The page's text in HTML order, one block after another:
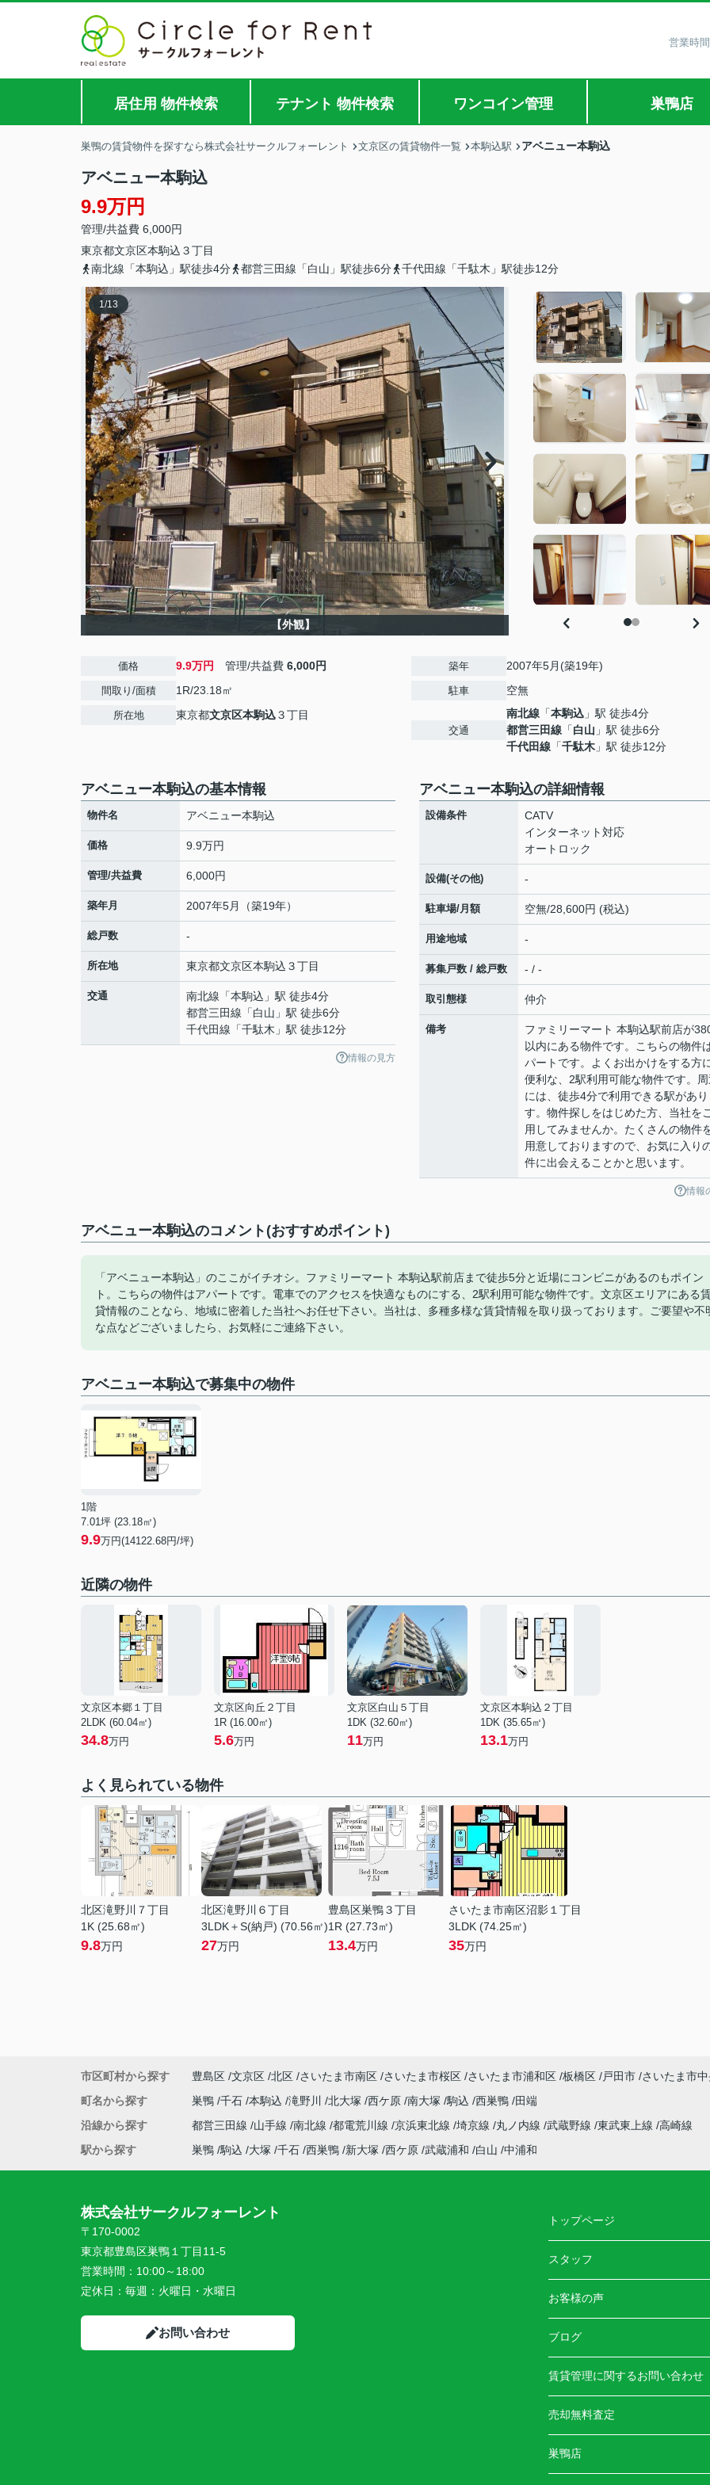
営業時
居住用 物件検索 テナント 物件検索 ワンコイン管理 巣鴨店
巣鴨の賃貸物件を探すなら株式会社サークルフォーレント 文京区の賃貸物件一覧 本駒込駅 アベニュー本駒込
アベニュー本駒込
9.9万円
管理/共益費 6,000円
東京都文京区本駒込 ３丁目
南北線「本駒込」駅徒歩4分
都営三田線「白山」駅徒歩6分 千代田線「千駄木」駅徒歩12分
1/13
【外観】
価格 9.9万円 管理/共益費 6,000円
間取り/面積 1R/23.18㎡
所在地 東京都文京区本駒込３丁目
築年 2007年5月(築19年)
駐車 空無
交通
南北線 「本駒込 」駅 徒歩4分
都営三田線 「白山 」駅 徒歩6分
千代田線 「千駄木 」駅 徒歩12分
アベニュー本駒込の基本情報
物件名 アベニュー本駒込
価格 9.9万円
管理/共益費 6,000円
築年月 2007年5月（築19年）
総戸数 -
所在地 東京都文京区本駒込 ３丁目
交通 南北線 「本駒込 」駅 徒歩4分
都営三田線 「白山 」駅 徒歩6分
千代田線 「千駄木 」駅 徒歩12分
情報の見方
アベニュー本駒込の詳細情報
設備条件
CATV
インターネット対応
オートロック
設備(その他) -
駐車場/月額 空無/28,600円 (税込)
用途地域 -
募集戸数 / 総戸数 - / -
取引態様 仲介
備考
ファミリーマート 本駒込駅前店が
以内にある物件です。こちらの物件
パートです。よくお出かけをする方
便利な、2駅利用可能な物件です。周
には、徒歩4分で利用できる駅があり
す。物件探しをはじめた方、当社を
用してみませんか。たくさんの物件
用意しておりますので、お気に入り
件に出会えることかと思います。
情報
アベニュー本駒込のコメント(おすすめポイント)
「アベニュー本駒込」のここがイチオシ。ファミリーマート 本駒込駅前店まで徒歩5分と近場にコンビニがあるのもポイン
ト。こちらの物件はアパートです。電車でのアクセスを快適なものにする、2駅利用可能な物件です。文京区エリアにある
貸情報のことなら、地域に密着した当社へお任せ下さい。当社は、多種多様な賃貸情報を取り扱っております。ご要望や不
な点などございましたら、お気軽にご連絡下さい。
アベニュー本駒込で募集中の物件
1階
7.01坪 (23.18㎡)
9.9万円(14122.68円/坪)
近隣の物件
文京区本郷１丁目
2LDK (60.04㎡)
34.8万円
文京区向丘２丁目
1R (16.00㎡)
5.6万円
文京区白山５丁目
1DK (32.60㎡)
11万円
文京区本駒込２丁目
1DK (35.65㎡)
13.1万円
よく見られている物件
北区滝野川７丁目
1K (25.68㎡)
9.8万円
北区滝野川６丁目
3LDK＋S(納戸) (70.56㎡)
27万円
豊島区巣鴨３丁目
1R (27.73㎡)
13.4万円
さいたま市南区沼影１丁目
3LDK (74.25㎡)
35万円
市区町村から探す 豊島区 文京区 北区 さいたま市南区 さいたま市桜区 さいたま市浦和区 板橋区 戸田市 さいたま市
町名から探す
巣鴨 千石 本駒込 滝野川 北大塚 西ケ原 南大塚 駒込 西巣鴨
田端
沿線から探す
都営三田線 山手線 南北線 都電荒川線 京浜東北線 埼京線 丸ノ内線 武蔵野線 東武東上線 高崎線
駅から探す
巣鴨 駒込 大塚 千石 西巣鴨 新大塚 西ケ原 武蔵浦和 白山 中浦和
株式会社サークルフォーレント
〒170-0002
東京都豊島区巣鴨１丁目11-5
営業時間： 10:00～18:00
定休日： 毎週：火曜日・水曜日
お問い合わせ
トップページ
スタッフ
お客様の声
ブログ
賃貸管理に関するお問い合わせ
売却無料査定
巣鴨店